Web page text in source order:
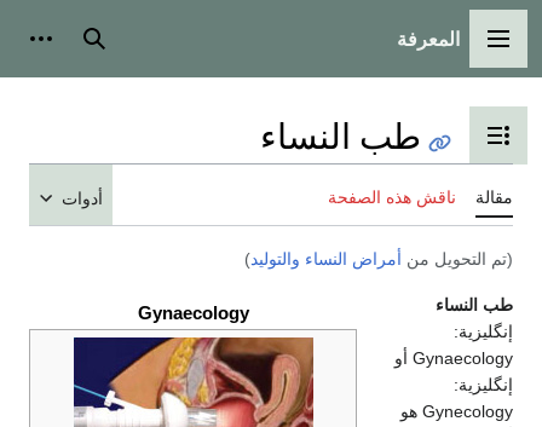
القائمة الرئيسية
المعرفة بحث
تبديل عرض جدول المحتويات
طب النساء
مقالة ناقش هذه الصفحة أدوات
(تم التحويل من أمراض النساء والتوليد)
Gynaecology
طب النساء
إنگليزية:
Gynaecology أو
إنگليزية:
Gynecology هو